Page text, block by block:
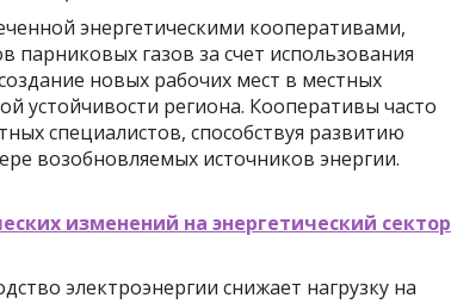
энергетическими кооперативами,
газов за счет использования
новых рабочих мест в местных
устойчивости региона. Кооперативы часто
специалистов, способствуя развитию
возобновляемых источников энергии.
изменений на энергетический сектор
электроэнергии снижает нагрузку на